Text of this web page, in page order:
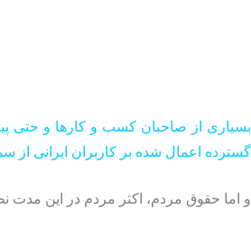
بسیاری از صاحبان کسب و کارها و حتی
گسترده اعمال شده بر کاربران ایرانی
و اما حقوق مردم، اکثر مردم در این مدت